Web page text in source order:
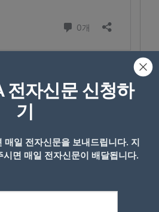
무단 전재 및 재배포 금지
전자신문 신청하
기
매일 전자신문을 보내드립니다. 지
면 매일 전자신문이 배달됩니다.